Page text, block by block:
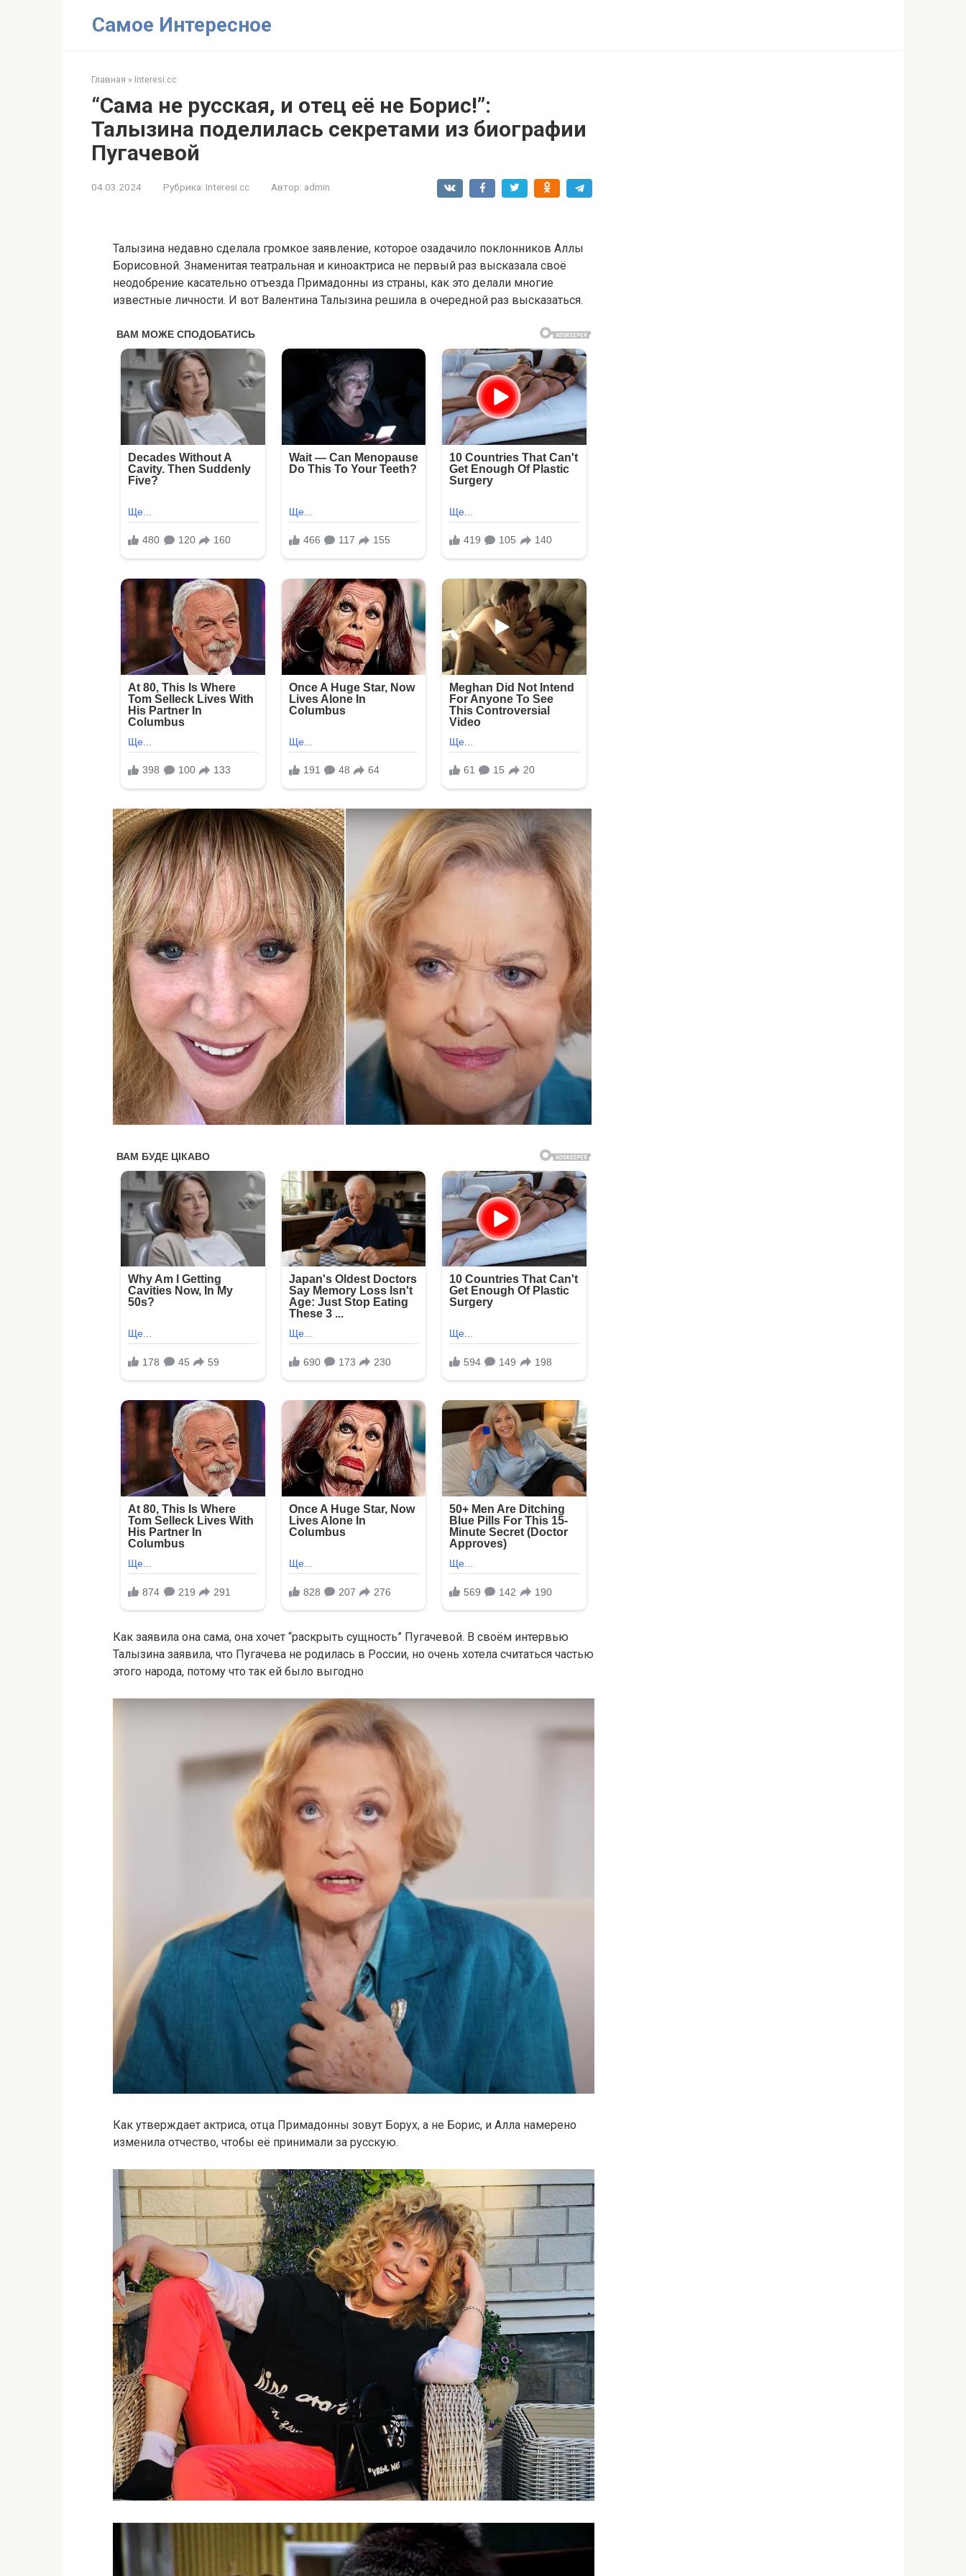
Самое Интересное
Главная » Interesi.cc
“Сама не русская, и отец её не Борис!”:
Талызина поделилась секретами из биографии
Пугачевой
04.03.2024 Рубрика: Interesi.cc Автор: admin
Талызина недавно сделала громкое заявление, которое озадачило поклонников Аллы
Борисовной. Знаменитая театральная и киноактриса не первый раз высказала своё
неодобрение касательно отъезда Примадонны из страны, как это делали многие
известные личности. И вот Валентина Талызина решила в очередной раз высказаться.
Как заявила она сама, она хочет “раскрыть сущность” Пугачевой. В своём интервью
Талызина заявила, что Пугачева не родилась в России, но очень хотела считаться частью
этого народа, потому что так ей было выгодно
Как утверждает актриса, отца Примадонны зовут Борух, а не Борис, и Алла намерено
изменила отчество, чтобы её принимали за русскую.